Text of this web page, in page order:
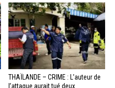
THAÏLANDE – CRIME : L’auteur de
l’attaque aurait tué deux